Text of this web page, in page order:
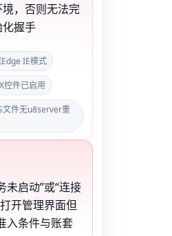
，否则无法完
握手
IE模式
控件已启用
文件无u8server重
未启动”或“连接
开管理界面但
入条件与账套